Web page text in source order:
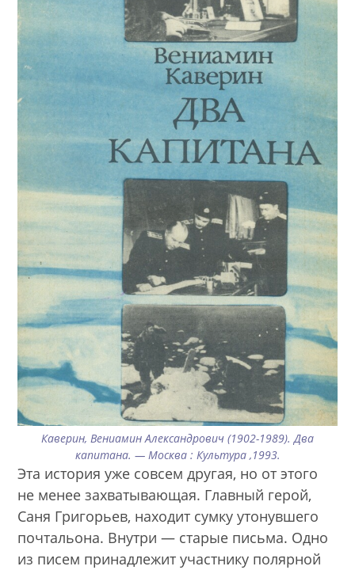
Каверин, Вениамин Александрович (1902-1989). Два
капитана. — Москва : Культура ,1993.
Эта история уже совсем другая, но от этого
не менее захватывающая. Главный герой,
Саня Григорьев, находит сумку утонувшего
почтальона. Внутри — старые письма. Одно
из писем принадлежит участнику полярной